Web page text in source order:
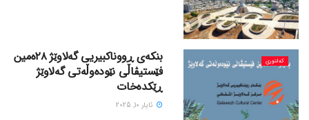
کەلتوری
بنکەی ڕووناکبیریی گەلاوێژ ٢٨ەمین
فێستیڤاڵی نێودەوڵەتی گەلاوێژ
ڕێکدەخات
ئایار 10, 2025